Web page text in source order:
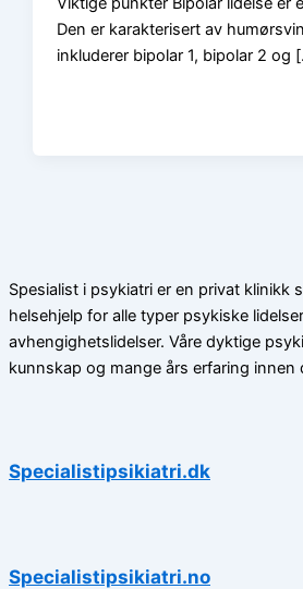
Den er karakterisert av
inkluderer bipolar 1, bipolar 2 og
Spesialist i psykiatri er en privat klinikk
helsehjelp for alle typer psykiske
avhengighetslidelser. Våre dyktige
kunnskap og mange års erfaring innen
Specialistipsikiatri.dk
Specialistipsikiatri.no